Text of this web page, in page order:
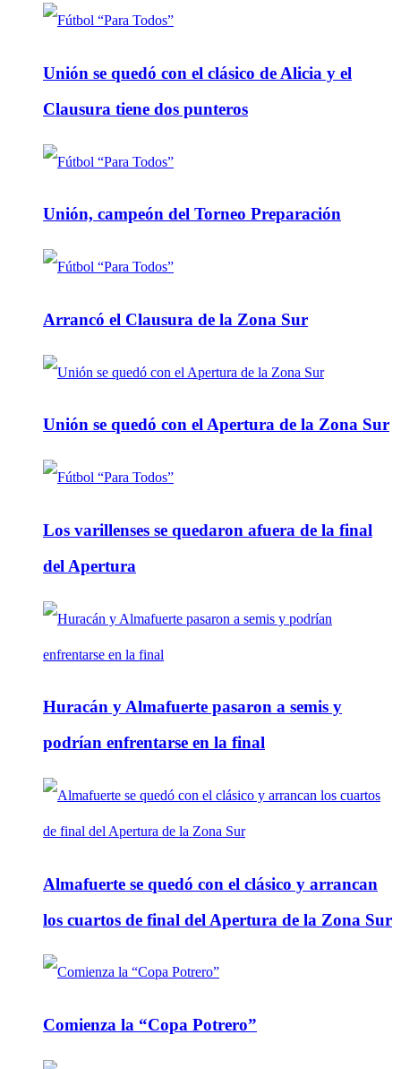
Unión se quedó con el clásico de Alicia y el
Clausura tiene dos punteros
Unión, campeón del Torneo Preparación
Arrancó el Clausura de la Zona Sur
Unión se quedó con el Apertura de la Zona Sur
Los varillenses se quedaron afuera de la final
del Apertura
Huracán y Almafuerte pasaron a semis y
podrían enfrentarse en la final
Almafuerte se quedó con el clásico y arrancan
los cuartos de final del Apertura de la Zona Sur
Comienza la “Copa Potrero”